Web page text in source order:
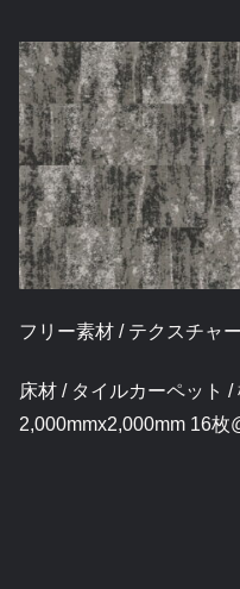
フリー素材 / テクスチャ
床材 / タイルカーペット /
2,000mmx2,000mm 16枚